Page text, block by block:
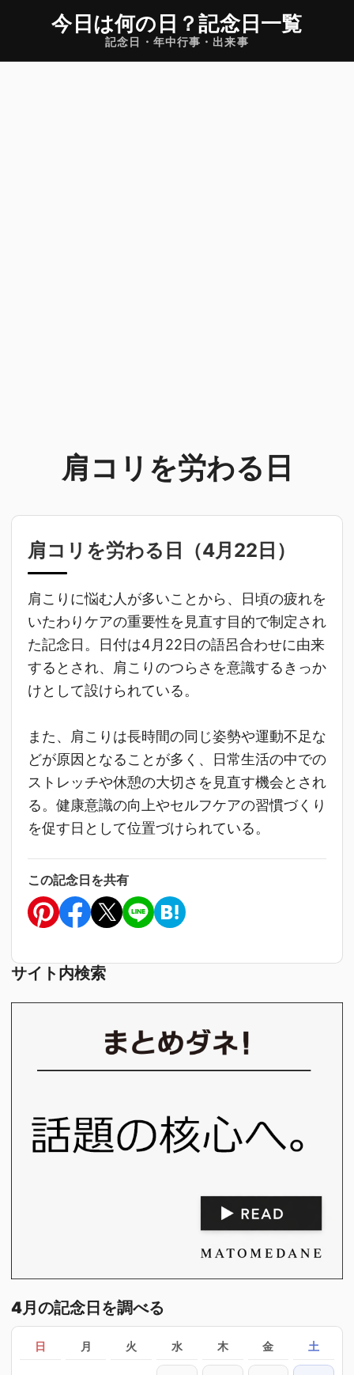
今日は何の日 ？記念日一覧
記念日・年中行事・出来事
肩コリを労わる日
肩コリを労わる日（4月22日 ）
肩こりに悩む人が多いことから、日頃の疲れを
いたわりケアの重要性を見直す目的で制定され
た記念日。日付は4月22日の語呂合わせに由来
するとされ、肩こりのつらさを意識するきっか
けとして設けられている。
また、肩こりは長時間の同じ姿勢や運動不足な
どが原因となることが多く、日常生活の中での
ストレッチや休憩の大切さを見直す機会とされ
る。健康意識の向上やセルフケアの習慣づくり
を促す日として位置づけられている。
この記念日を共有
サイト内検索
4月の記念日を調べる
日 月 火 水 木 金 土